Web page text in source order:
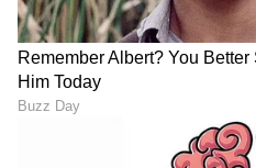
ಅಭಿಮಾನಿಗಳಿಗೆ ಶಾಕ್ ನೀಡಿದ